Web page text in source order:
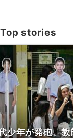
Top stories
少年が発砲、